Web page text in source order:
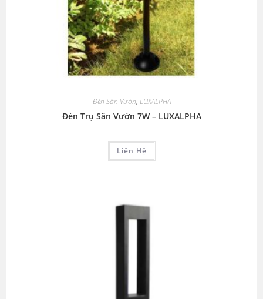
Đèn Sân Vườn, LUXALPHA
Đèn Trụ Sân Vườn 7W – LUXALPHA
Liên Hệ